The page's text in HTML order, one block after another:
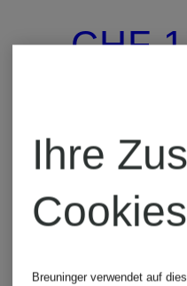
CHF
Ihre
Cookies
Breuninger verwendet auf